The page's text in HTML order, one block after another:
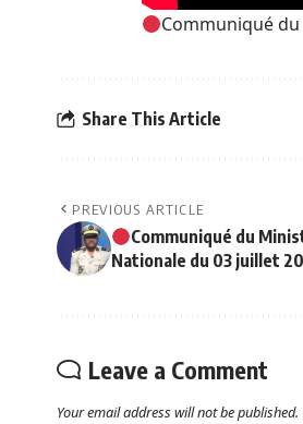
Communiqué du
Share This Article
PREVIOUS ARTICLE
Communiqué du
Nationale du 03 juillet
Leave a Comment
Your email address will not be published.